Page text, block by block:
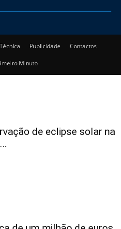
Publicidade Contactos
Minuto
de eclipse solar na